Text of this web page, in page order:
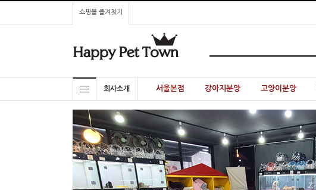
쇼핑몰 즐겨찾기
회사소개 서울본점 강아지분양 고양이분양